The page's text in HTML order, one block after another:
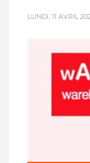
LUNDI, 11 AVRIL